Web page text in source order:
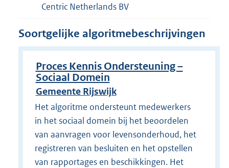
Centric Netherlands BV
Soortgelijke algoritmebeschrijvingen
Proces Kennis Ondersteuning –
Sociaal Domein
Gemeente Rijswijk
Het algoritme ondersteunt medewerkers
in het sociaal domein bij het beoordelen
van aanvragen voor levensonderhoud, het
registreren van besluiten en het opstellen
van rapportages en beschikkingen. Het